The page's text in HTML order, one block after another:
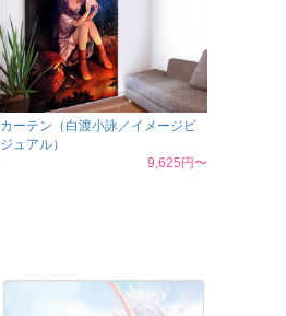
カーテン（白渡小詠／イメージビ
ジュアル）
9,625円〜